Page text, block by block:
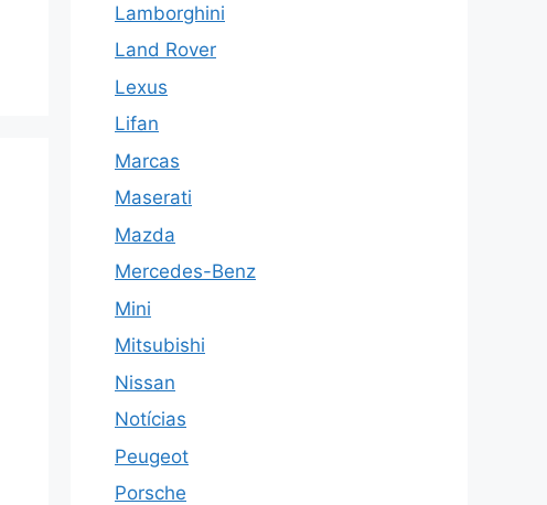
Lamborghini
Land Rover
Lexus
Lifan
Marcas
Maserati
Mazda
Mercedes-Benz
Mini
Mitsubishi
Nissan
Notícias
Peugeot
Porsche